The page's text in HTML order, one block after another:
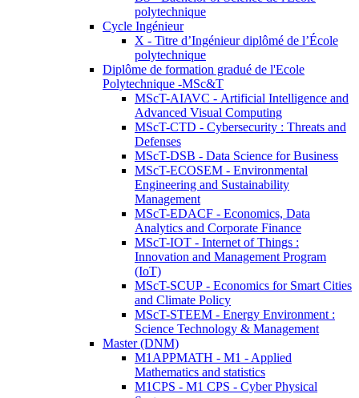
polytechnique
Cycle Ingénieur
X - Titre d’Ingénieur diplômé de l’École
polytechnique
Diplôme de formation gradué de l'Ecole
Polytechnique -MSc&T
MScT-AIAVC - Artificial Intelligence and
Advanced Visual Computing
MScT-CTD - Cybersecurity : Threats and
Defenses
MScT-DSB - Data Science for Business
MScT-ECOSEM - Environmental
Engineering and Sustainability
Management
MScT-EDACF - Economics, Data
Analytics and Corporate Finance
MScT-IOT - Internet of Things :
Innovation and Management Program
(IoT)
MScT-SCUP - Economics for Smart Cities
and Climate Policy
MScT-STEEM - Energy Environment :
Science Technology & Management
Master (DNM)
M1APPMATH - M1 - Applied
Mathematics and statistics
M1CPS - M1 CPS - Cyber Physical